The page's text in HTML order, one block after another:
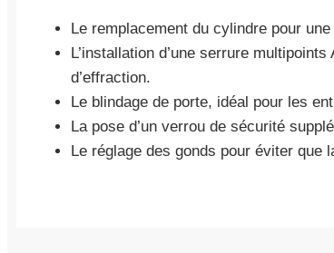
Le remplacement du cylindre pour
L’installation d’une serrure
d’effraction.
Le blindage de porte, idéal pour les
La pose d’un verrou de sécurité
Le réglage des gonds pour éviter que